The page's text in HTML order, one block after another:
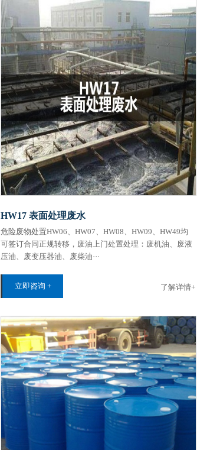
HW17 表面处理废水
危险废物处置HW06、HW07、HW08、HW09、HW49均
可签订合同正规转移，废油上门处置处理：废机油、废液
压油、废变压器油、废柴‌‌油···
立即咨询 + 了解详情+